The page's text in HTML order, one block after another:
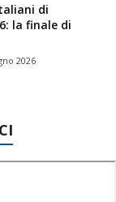
di
la finale di
2026